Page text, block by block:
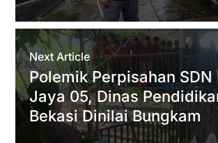
Next Article
Polemik Perpisahan SDN
Jaya 05, Dinas
Bekasi Dinilai Bungkam